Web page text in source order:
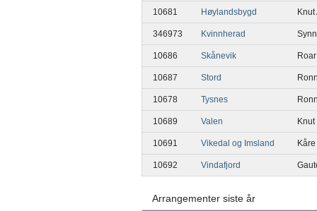
10681 Høylandsbygd
346973 Kvinnherad
10686 Skånevik
10687 Stord
10678 Tysnes
10689 Valen
10691 Vikedal og Imsland
10692 Vindafjord
Arrangementer siste år